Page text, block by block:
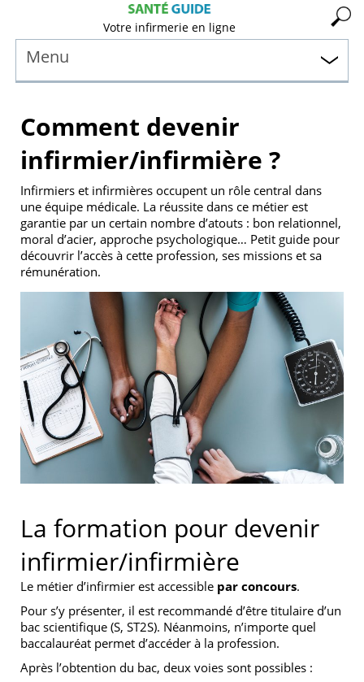
Votre infirmerie en ligne
Menu
Comment devenir
infirmier/infirmière ?
Infirmiers et infirmières occupent un rôle central dans
une équipe médicale. La réussite dans ce métier est
garantie par un certain nombre d’atouts : bon relationnel,
moral d’acier, approche psychologique… Petit guide pour
découvrir l’accès à cette profession, ses missions et sa
rémunération.
La formation pour devenir
infirmier/infirmière
Le métier d’infirmier est accessible par concours.
Pour s’y présenter, il est recommandé d’être titulaire d’un
bac scientifique (S, ST2S). Néanmoins, n’importe quel
baccalauréat permet d’accéder à la profession.
Après l’obtention du bac, deux voies sont possibles :